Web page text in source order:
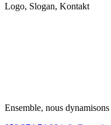
Logo, Slogan, Kontakt
Ensemble, nous